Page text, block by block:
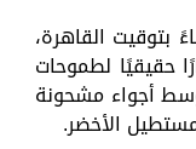
بتوقيت القاهرة،
حقيقيًا لطموحات
وسط أجواء مشحونة
الأخضر.